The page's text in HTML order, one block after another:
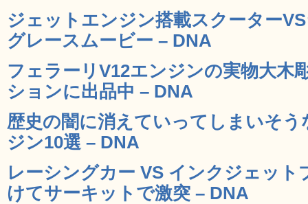
ジェットエンジン搭載スクーター
グレースムービー – DNA
フェラーリV12エンジンの実物大木
ションに出品中 – DNA
歴史の闇に消えていってしまいそ
ジン10選 – DNA
レーシングカー VS インクジェット
けてサーキットで激突 – DNA